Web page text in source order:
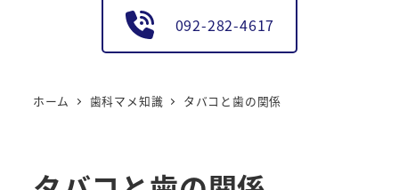
092-282-4617
ホーム 歯科マメ知識 タバコと歯の関係